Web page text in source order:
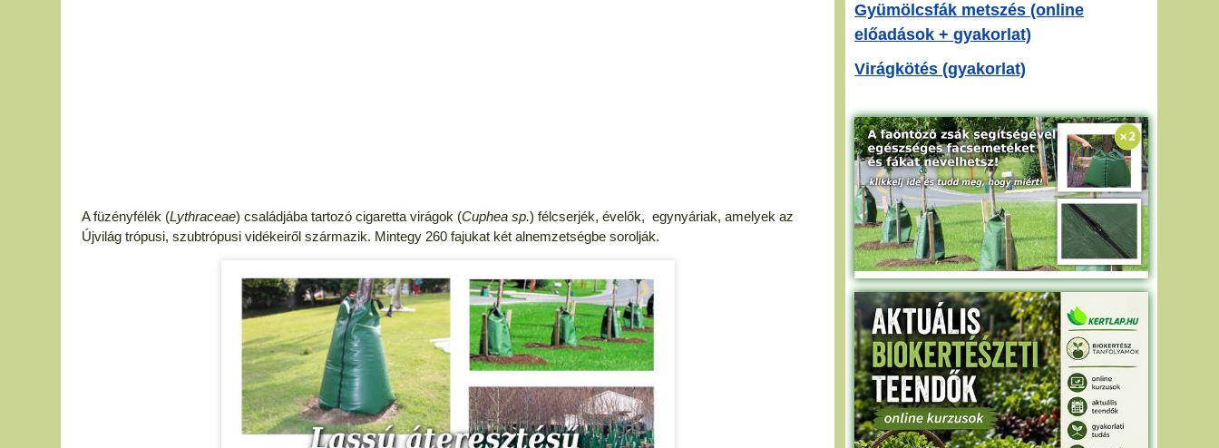
A füzényfélék (Lythraceae) családjába tartozó cigaretta virágok (Cuphea sp.) félcserjék, évelők, egynyáriak, amelyek az
Újvilág trópusi, szubtrópusi vidékeiről származik. Mintegy 260 fajukat két alnemzetségbe sorolják.
Gyümölcsfák metszés (online
előadások + gyakorlat)
Virágkötés (gyakorlat)